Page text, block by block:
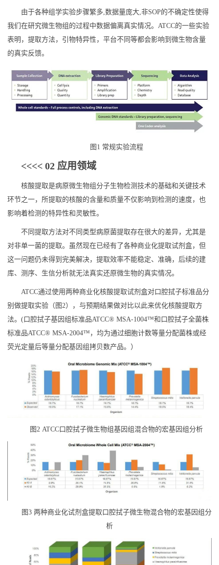
由于各种组学实验步骤繁多,数据量庞大,非SOP的不确定性使得
我们在研究微生物组的过程中数据偏离真实情况。ATCC的一些实验
表明，提取方法，引物特异性，平台不同等都会影响到微生物含量
的真实反馈。
图1 常规实验流程
<<<< 02 应用领域
核酸提取是病原微生物组分子生物检测技术的基础和关键技术
环节之一，所提取的核酸的含量和质量不仅影响到检测的速度，也
影响着检测的特异性和灵敏性。
不同提取方法对不同类型病原菌提取存在很大的差异，尤其是
对非单一菌的提取。虽然现在已经有了各种商业化提取试剂盒，但
这一问题仍未得到完美解决，提取效率不能稳定、准确，后续的建
库、测序、生信分析就无法真实还原微生物的真实情况。
ATCC通过使用两种商业化核酸提取试剂盒对口腔拭子标准品分
别做提取实验（图2），与预期结果做对比以此来优化核酸提取方
法。(口腔拭子基因组标准品ATCC® MSA-1004™和口腔拭子全菌株
标准品ATCC® MSA-2004™，均为通过细胞计数等量分配菌株或经
荧光定量后等量分配基因组拷贝数产品。）
图2 ATCC口腔拭子微生物组基因组混合物的宏基因组分析
图3 两种商业化试剂盒提取口腔拭子微生物混合物的宏基因组分
析